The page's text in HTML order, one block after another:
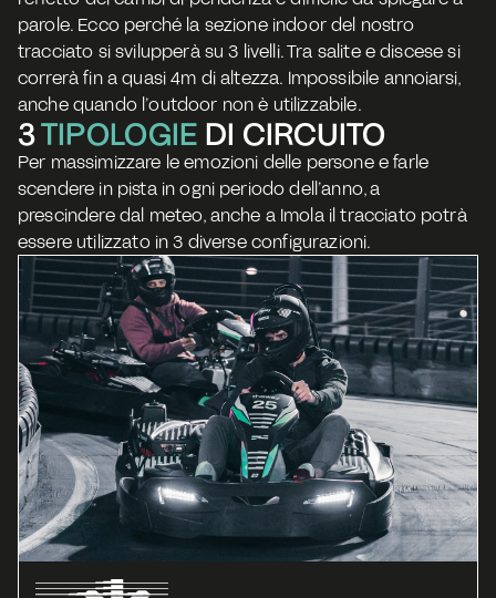
parole. Ecco perché la sezione indoor del nostro
tracciato si svilupperà su 3 livelli. Tra salite e discese si
correrà fin a quasi 4m di altezza. Impossibile annoiarsi,
anche quando l’outdoor non è utilizzabile.
3 TIPOLOGIE DI CIRCUITO
Per massimizzare le emozioni delle persone e farle
scendere in pista in ogni periodo dell’anno, a
prescindere dal meteo, anche a Imola il tracciato potrà
essere utilizzato in 3 diverse configurazioni.